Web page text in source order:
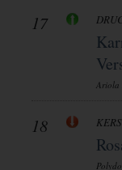
17
Ariola
18